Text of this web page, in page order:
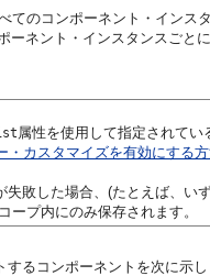
てのコンポーネント・インス
ーネント・インスタンスごと
属性を使用して指定されて
・カスタマイズを有効にする
失敗した場合、(たとえば、い
ープ内にのみ保存されます。
するコンポーネントを次に示